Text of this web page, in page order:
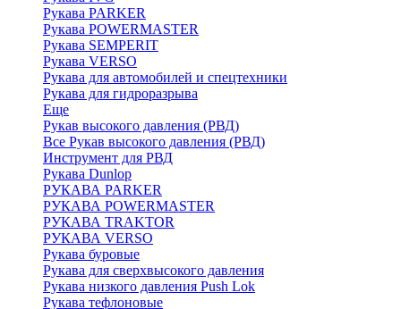
Рукава PARKER
Рукава POWERMASTER
Рукава SEMPERIT
Рукава VERSO
Рукава для автомобилей и спецтехники
Рукава для гидроразрыва
Еще
Рукав высокого давления (РВД)
Все Рукав высокого давления (РВД)
Инструмент для РВД
Рукава Dunlop
РУКАВА PARKER
РУКАВА POWERMASTER
РУКАВА TRAKTOR
РУКАВА VERSO
Рукава буровые
Рукава для сверхвысокого давления
Рукава низкого давления Push Lok
Рукава тефлоновые